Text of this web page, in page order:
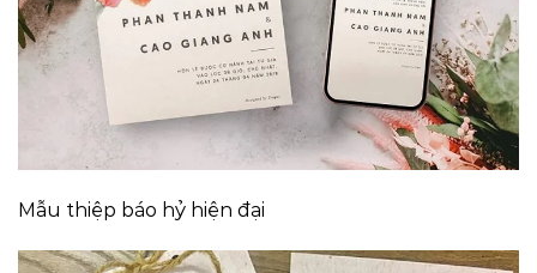
Mẫu thiệp báo hỷ hiện đại